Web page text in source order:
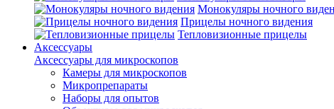
Монокуляры ночного
Прицелы ночного видения
Тепловизионные прицелы
Аксессуары
Аксессуары для микроскопов
Камеры для микроскопов
Микропрепараты
Наборы для опытов